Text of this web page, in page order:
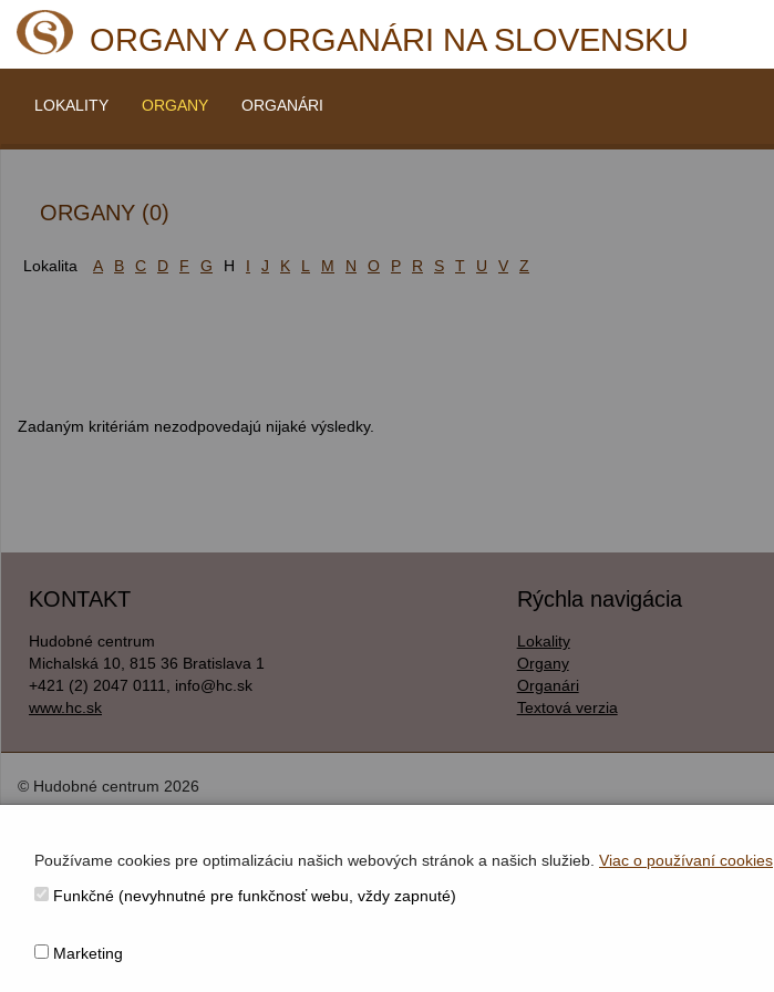
ORGANY A ORGANÁRI NA SLOVENSKU
LOKALITY ORGANY ORGANÁRI
ORGANY (0)
Lokalita A B C D F G H I J K L M N O P R S T U V Z
Zadaným kritériám nezodpovedajú nijaké výsledky.
KONTAKT
Hudobné centrum
Michalská 10, 815 36 Bratislava 1
+421 (2) 2047 0111, info@hc.sk
www.hc.sk
Rýchla navigácia
Lokality
Organy
Organári
Textová verzia
© Hudobné centrum 2026
Používame cookies pre optimalizáciu našich webových stránok a našich služieb. Viac o používaní cookies
Funkčné (nevyhnutné pre funkčnosť webu, vždy zapnuté)
Marketing